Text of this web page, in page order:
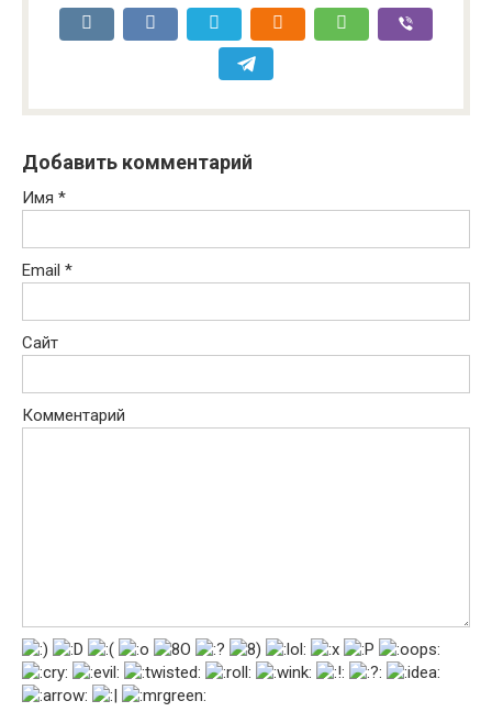
Добавить комментарий
Имя *
Email *
Сайт
Комментарий